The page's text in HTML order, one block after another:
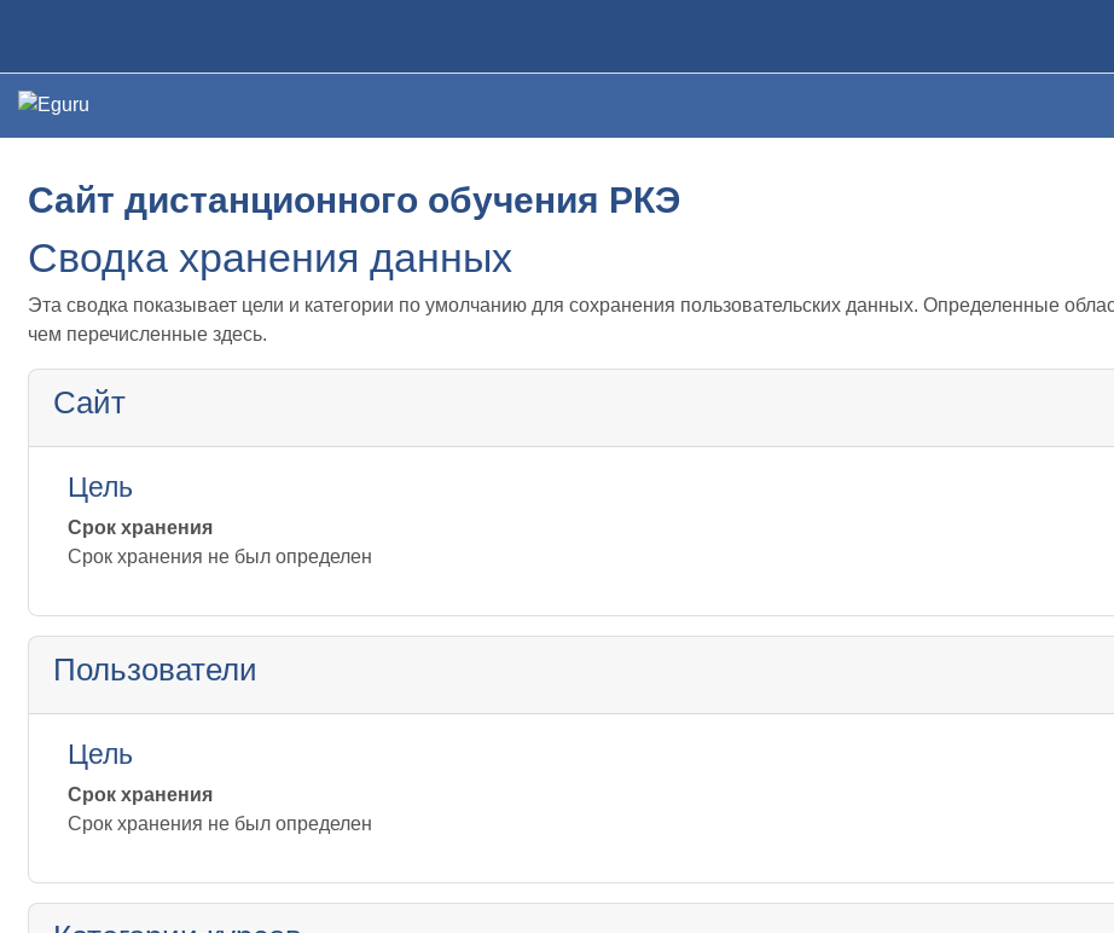
Сайт дистанционного обучения РКЭ
Сводка хранения данных
Эта сводка показывает цели и категории по умолчанию для сохранения пользовательских данных. Определенные
чем перечисленные здесь.
Сайт
Цель
Срок хранения
Срок хранения не был определен
Пользователи
Цель
Срок хранения
Срок хранения не был определен